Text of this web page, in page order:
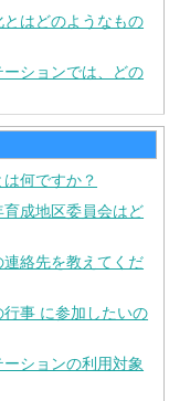
はどのようなもの
ションでは、どの
何ですか？
成地区委員会はど
絡先を教えてくだ
事 に参加したいの
ションの利用対象